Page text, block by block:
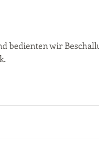
bedienten wir